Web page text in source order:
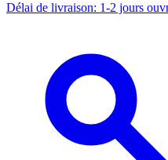
Délai de livraison: 1-2 jours